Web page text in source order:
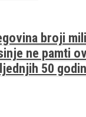
broji
ne pamti
50